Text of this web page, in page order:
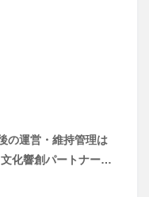
の運営・維持管理は
化響創パートナー…